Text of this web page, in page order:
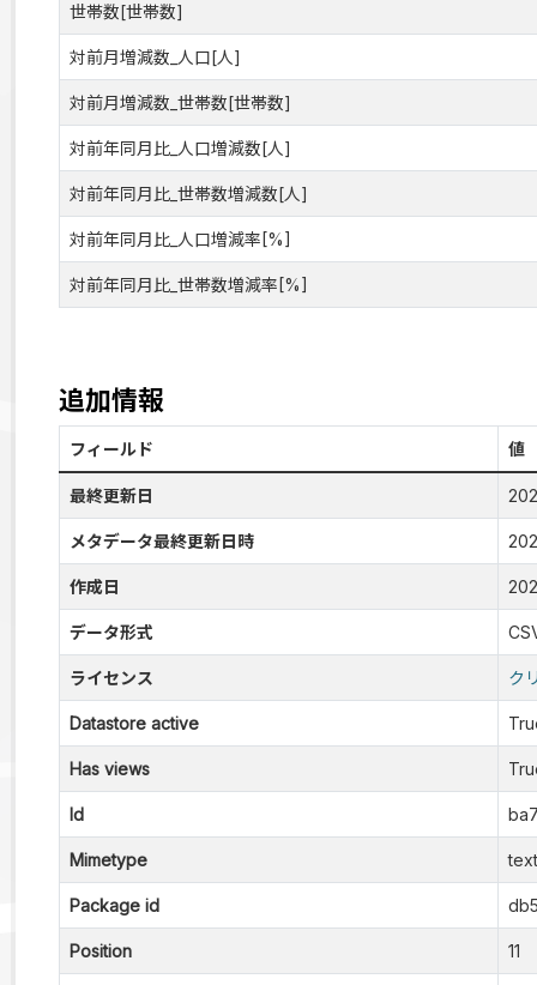
世帯数[世帯数]
対前月増減数_人口[人]
対前月増減数_世帯数[世帯数]
対前年同月比_人口増減数[人]
対前年同月比_世帯数増減数[人]
対前年同月比_人口増減率[%]
対前年同月比_世帯数増減率[%]
追加情報
フィールド 値
最終更新日
メタデータ最終更新日時
作成日
データ形式
ライセンス ク
Datastore active
Has views
Id
Mimetype
Package id
Position 11